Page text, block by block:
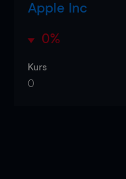
Apple Inc
0%
Kurs
0